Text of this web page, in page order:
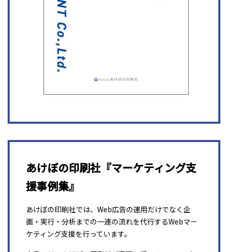
あけぼの印刷社『マーケティング支
援事例集』
あけぼの印刷社では、Web広告の運用だけでなく企
画・実行・分析までの一連の流れを代行するWebマー
ケティング支援を行っています。